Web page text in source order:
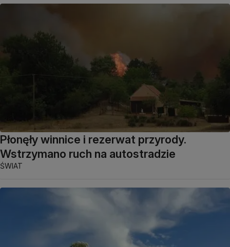
Płonęły winnice i rezerwat przyrody.
Wstrzymano ruch na autostradzie
ŚWIAT